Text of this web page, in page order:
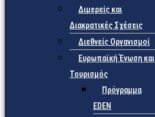
Διμερείς και
Διακρατικές Σχέσεις
Διεθνείς Οργανισμοί
Ευρωπαϊκή Ένωση και
Τουρισμός
Πρόγραμμα
EDEN